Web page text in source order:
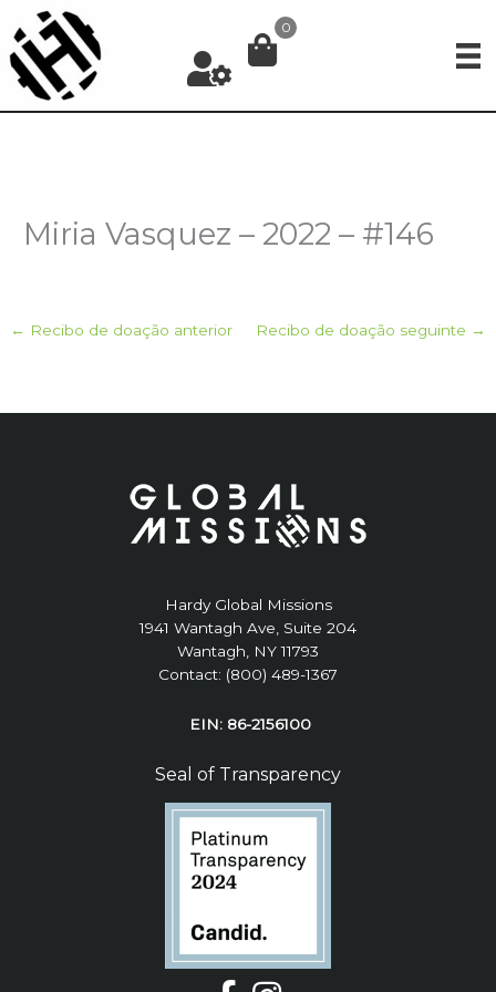
para
conteúdo
0
Miria Vasquez – 2022 – #146
← Recibo de doação anterior Recibo de doação seguinte →
Hardy Global Missions
1941 Wantagh Ave, Suite 204
Wantagh, NY 11793
Contact: (800) 489-1367
EIN: 86-2156100
Seal of Transparency